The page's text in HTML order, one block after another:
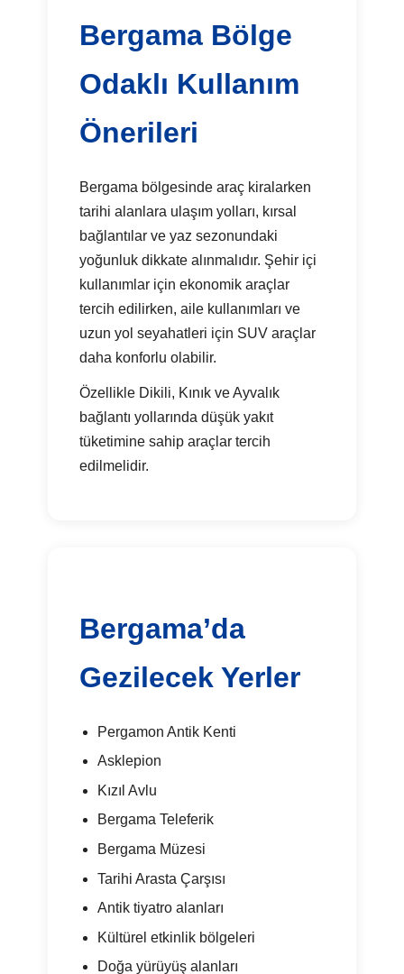
Bergama Bölge
Odaklı Kullanım
Önerileri
Bergama bölgesinde araç kiralarken
tarihi alanlara ulaşım yolları, kırsal
bağlantılar ve yaz sezonundaki
yoğunluk dikkate alınmalıdır. Şehir içi
kullanımlar için ekonomik araçlar
tercih edilirken, aile kullanımları ve
uzun yol seyahatleri için SUV araçlar
daha konforlu olabilir.
Özellikle Dikili, Kınık ve Ayvalık
bağlantı yollarında düşük yakıt
tüketimine sahip araçlar tercih
edilmelidir.
Bergama’da
Gezilecek Yerler
Pergamon Antik Kenti
Asklepion
Kızıl Avlu
Bergama Teleferik
Bergama Müzesi
Tarihi Arasta Çarşısı
Antik tiyatro alanları
Kültürel etkinlik bölgeleri
Doğa yürüyüş alanları